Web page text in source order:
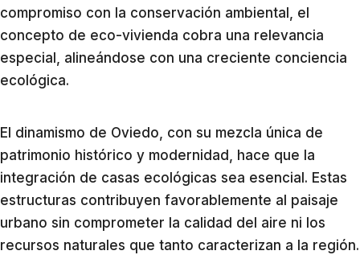
compromiso con la conservación ambiental, el
concepto de eco-vivienda cobra una relevancia
especial, alineándose con una creciente conciencia
ecológica.
El dinamismo de Oviedo, con su mezcla única de
patrimonio histórico y modernidad, hace que la
integración de casas ecológicas sea esencial. Estas
estructuras contribuyen favorablemente al paisaje
urbano sin comprometer la calidad del aire ni los
recursos naturales que tanto caracterizan a la región.